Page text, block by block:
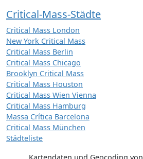
Critical-Mass-Städte
Critical Mass London
New York Critical Mass
Critical Mass Berlin
Critical Mass Chicago
Brooklyn Critical Mass
Critical Mass Houston
Critical Mass Wien Vienna
Critical Mass Hamburg
Massa Crítica Barcelona
Critical Mass München
Städteliste
Kartendaten und Geocoding von